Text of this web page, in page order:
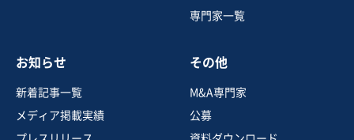
専門家一覧
お知らせ
新着記事一覧
メディア掲載実績
その他
M&A専門家
公募